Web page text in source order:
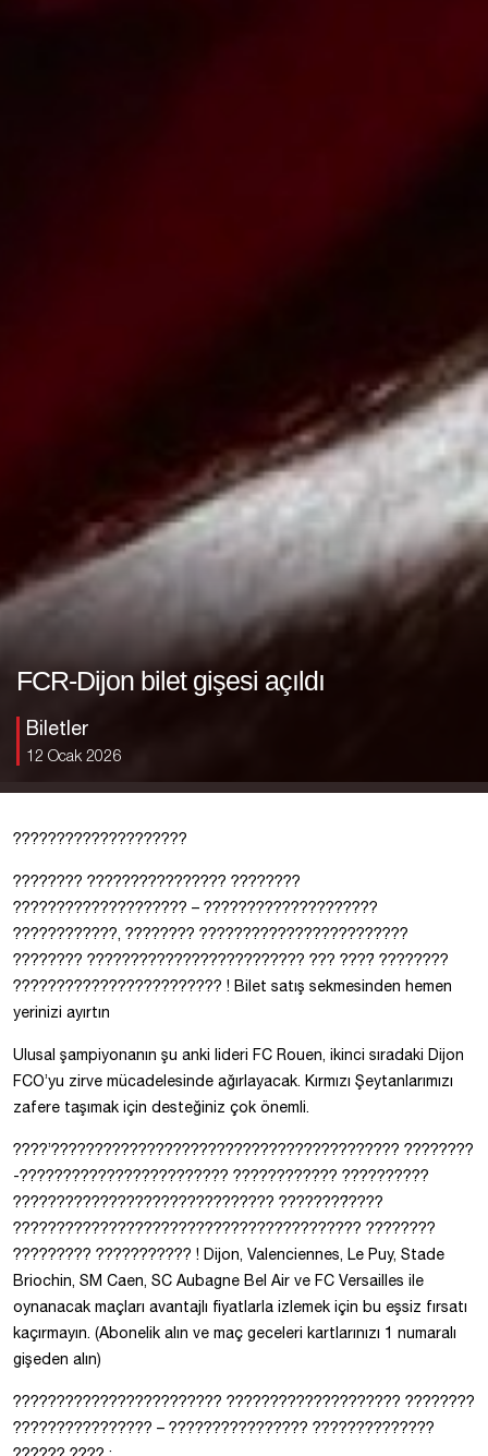
FCR-Dijon bilet gişesi açıldı
Biletler
12 Ocak 2026
????????????????????
???????? ???????????????? ????????
???????????????????? – ????????????????????
????????????, ???????? ????????????????????????
???????? ????????????????????????? ??? ????̀ ????????
???????????????????????? ! Bilet satış sekmesinden hemen
yerinizi ayırtın
Ulusal şampiyonanın şu anki lideri FC Rouen, ikinci sıradaki Dijon
FCO’yu zirve mücadelesinde ağırlayacak. Kırmızı Şeytanlarımızı
zafere taşımak için desteğiniz çok önemli.
????’???????????????????????????????????????? ????????
-???????????????????????? ???????????? ??????????
?????????????????????????????? ????????̀????
???????????????????????????????????????? ????????
????????? ??????????? ! Dijon, Valenciennes, Le Puy, Stade
Briochin, SM Caen, SC Aubagne Bel Air ve FC Versailles ile
oynanacak maçları avantajlı fiyatlarla izlemek için bu eşsiz fırsatı
kaçırmayın. (Abonelik alın ve maç geceleri kartlarınızı 1 numaralı
gişeden alın)
???????????????????????? ???????????????????? ????????
???????????????? – ???????????????? ??????????????